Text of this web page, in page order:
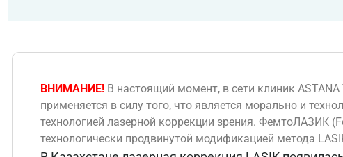
ВНИМАНИЕ! В настоящий момент, в сети клиник ASTANA
применяется в силу того, что является морально и
технологией лазерной коррекции зрения. ФемтоЛАЗИК
технологически продвинутой модификацией метода